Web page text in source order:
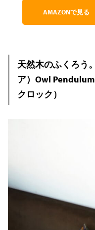
AMAZONで見る
天然木のふくろう
ア）Owl
クロック）